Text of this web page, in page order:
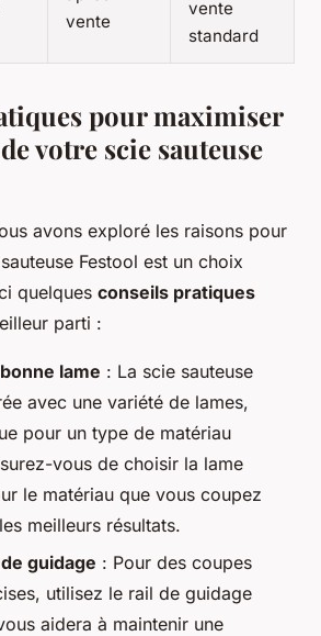
vente
vente
standard
pour maximiser
votre scie sauteuse
avons exploré les raisons pour
Festool est un choix
quelques conseils pratiques
parti :
lame : La scie sauteuse
avec une variété de lames,
pour un type de matériau
vous de choisir la lame
le matériau que vous coupez
meilleurs résultats.
guidage : Pour des coupes
utilisez le rail de guidage
aidera à maintenir une